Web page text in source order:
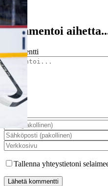
Kommentoi
Kommentti
Tallenna yhteystietoni